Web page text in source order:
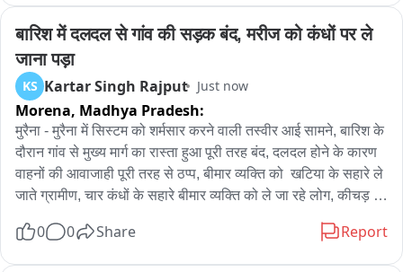
फायरिंग की। गोली युवक के पैर में लगी है, जिससे वह लहूलुहान होकर वहीं
गिर पड़ा। वारदात को अंजाम देने के बाद आरोपी मौके से बड़ी आसानी से
फरार हो गए। घायल युवक को गंभीर हालत में इलाज के लिए जिला अस्पताल
रेफर किया गया है। घटना की सूचना मिलते ही पुलिस टीम मौके पर पहुंची है
और मामले की छानबीन की जा रही है।
BYTE :- जितेन्द्र सिंह
BYTE :- राज कुमार पाण्डेय ( सीओ )
BYTE :- डॉ आनन्द त्रिपाठी
बारिश में दलदल से गांव की सड़क बंद, मरीज को कंधों पर ले
जाना पड़ा
KS Kartar Singh Rajput Just now
Morena, Madhya Pradesh:
मुरैना - मुरैना में सिस्टम को शर्मसार करने वाली तस्वीर आई सामने, बारिश के
दौरान गांव से मुख्य मार्ग का रास्ता हुआ पूरी तरह बंद, दलदल होने के कारण
वाहनों की आवाजाही पूरी तरह से ठप्प, बीमार व्यक्ति को  खटिया के सहारे ले
जाते ग्रामीण, चार कंधों के सहारे बीमार व्यक्ति को ले जा रहे लोग, कीचड़ एवं
पंचायत ना प्रशासन ने उठाई जिम्मेदारी, मुख्य मार्ग तक लाने के लिए ग्रामीणों
0 0 Share Report